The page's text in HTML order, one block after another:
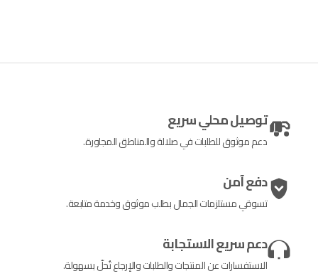
توصيل محلي سريع
دعم موثوق للطلبات في صلالة والمناطق المجاورة.
دفع آمن
تسوقي مستلزمات الجمال بطلب موثوق وخدمة متابعة.
دعم سريع الاستجابة
الاستفسارات عن المنتجات والطلبات والإرجاع تُحلّ بسهولة.